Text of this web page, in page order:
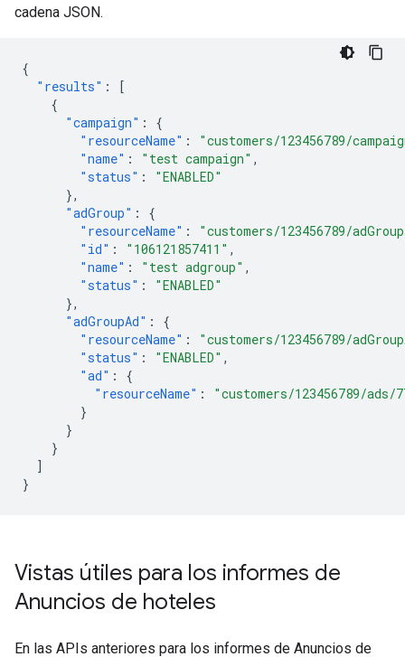
cadena JSON.
{
"results" :
[
{
"campaign" :
{
"resourceName" :
"customers/123456789/
"name" : "test campaign" ,
"status" :
"ENABLED"
},
"adGroup" :
{
"resourceName" :
"customers/123456789/
"id" : "106121857411" ,
"name" : "test adgroup" ,
"status" :
"ENABLED"
},
"adGroupAd" :
{
"resourceName" :
"customers/123456789/
"status" : "ENABLED" ,
"ad" :
{
"resourceName" :
"customers/123456789/ads/
}
}
}
]
}
Vistas útiles para los informes de
Anuncios de hoteles
En las APIs anteriores para los informes de Anuncios de